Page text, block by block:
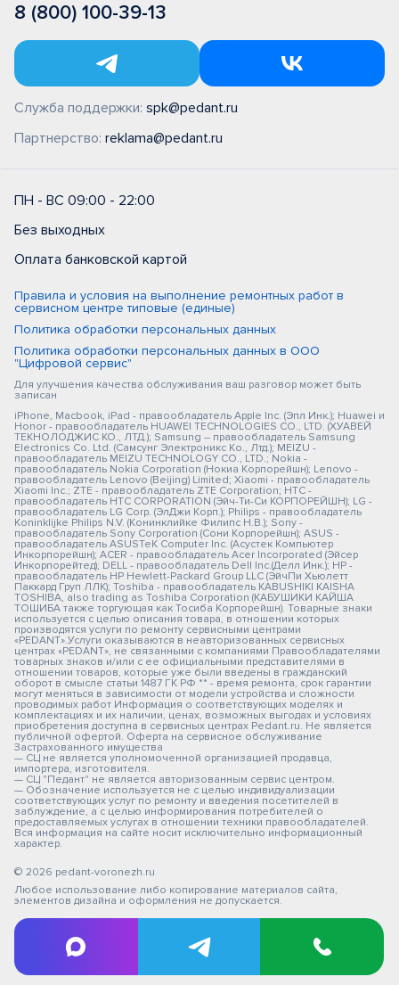
8 (800) 100-39-13
Служба поддержки: spk@pedant.ru
Партнерство: reklama@pedant.ru
ПН - ВС 09:00 - 22:00
Без выходных
Оплата банковской картой
Правила и условия на выполнение ремонтных работ в
сервисном центре типовые (единые)
Политика обработки персональных данных
Политика обработки персональных данных в ООО
"Цифровой сервис"
Для улучшения качества обслуживания ваш разговор может быть
записан
iPhone, Macbook, iPad - правообладатель Apple Inc. (Эпл Инк.); Huawei и
Honor - правообладатель HUAWEI TECHNOLOGIES CO., LTD. (ХУАВЕЙ
ТЕКНОЛОДЖИС КО., ЛТД.); Samsung – правообладатель Samsung
Electronics Co. Ltd. (Самсунг Электроникс Ко., Лтд.); MEIZU -
правообладатель MEIZU TECHNOLOGY CO., LTD.; Nokia -
правообладатель Nokia Corporation (Нокиа Корпорейшн); Lenovo -
правообладатель Lenovo (Beijing) Limited; Xiaomi - правообладатель
Xiaomi Inc.; ZTE - правообладатель ZTE Corporation; HTC -
правообладатель HTC CORPORATION (Эйч-Ти-Си КОРПОРЕЙШН); LG -
правообладатель LG Corp. (ЭлДжи Корп.); Philips - правообладатель
Koninklijke Philips N.V. (Конинклийке Филипс Н.В.); Sony -
правообладатель Sony Corporation (Сони Корпорейшн); ASUS -
правообладатель ASUSTeK Computer Inc. (Асустек Компьютер
Инкорпорейшн); ACER - правообладатель Acer Incorporated (Эйсер
Инкорпорейтед); DELL - правообладатель Dell Inc.(Делл Инк.); HP -
правообладатель HP Hewlett-Packard Group LLC (ЭйчПи Хьюлетт
Паккард Груп ЛЛК); Toshiba - правообладатель KABUSHIKI KAISHA
TOSHIBA, also trading as Toshiba Corporation (КАБУШИКИ КАЙША
ТОШИБА также торгующая как Тосиба Корпорейшн). Товарные знаки
используется с целью описания товара, в отношении которых
производятся услуги по ремонту сервисными центрами
«PEDANT».Услуги оказываются в неавторизованных сервисных
центрах «PEDANT», не связанными с компаниями Правообладателями
товарных знаков и/или с ее официальными представителями в
отношении товаров, которые уже были введены в гражданский
оборот в смысле статьи 1487 ГК РФ ** - время ремонта, срок гарантии
могут меняться в зависимости от модели устройства и сложности
проводимых работ Информация о соответствующих моделях и
комплектациях и их наличии, ценах, возможных выгодах и условиях
приобретения доступна в сервисных центрах Pedant.ru. Не является
публичной офертой. Оферта на сервисное обслуживание
Застрахованного имущества
— СЦ не является уполномоченной организацией продавца,
импортера, изготовителя.
— СЦ "Педант" не является авторизованным сервис центром.
— Обозначение используется не с целью индивидуализации
соответствующих услуг по ремонту и введения посетителей в
заблуждение, а с целью информирования потребителей о
предоставляемых услугах в отношении техники правообладателей.
Вся информация на сайте носит исключительно информационный
характер.
© 2026 pedant-voronezh.ru
Любое использование либо копирование материалов сайта,
элементов дизайна и оформления не допускается.